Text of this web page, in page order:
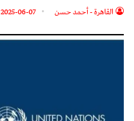
القاهرة - أحمد حسن 2025-06-07 - 01:28